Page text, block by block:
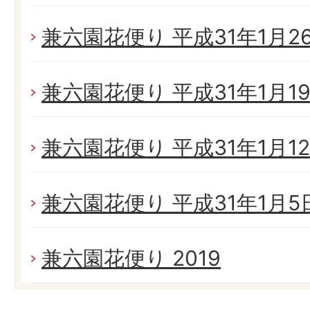
兼六園花便り 平成31年1月
兼六園花便り 平成31年1月
兼六園花便り 平成31年1月
兼六園花便り 平成31年1月5
兼六園花便り 2019